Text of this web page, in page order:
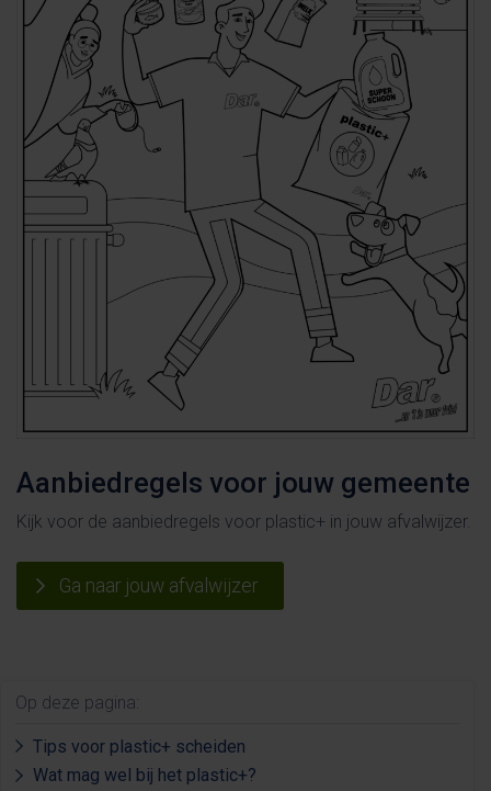
Op deze pagina:
Tips voor plastic+ scheiden
Wat mag wel bij het plastic+?
Aanbiedregels voor jouw gemeente
Kijk voor de aanbiedregels voor plastic+ in jouw afvalwijzer.
Ga naar jouw afvalwijzer